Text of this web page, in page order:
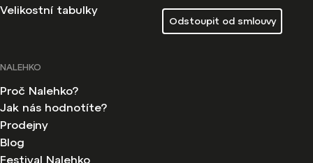
Velikostní tabulky
Odstoupit od smlouvy
NALEHKO
Proč Nalehko?
Jak nás hodnotíte?
Prodejny
Blog
Festival Nalehko